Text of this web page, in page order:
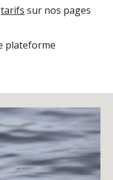
tarifs sur nos pages
plateforme